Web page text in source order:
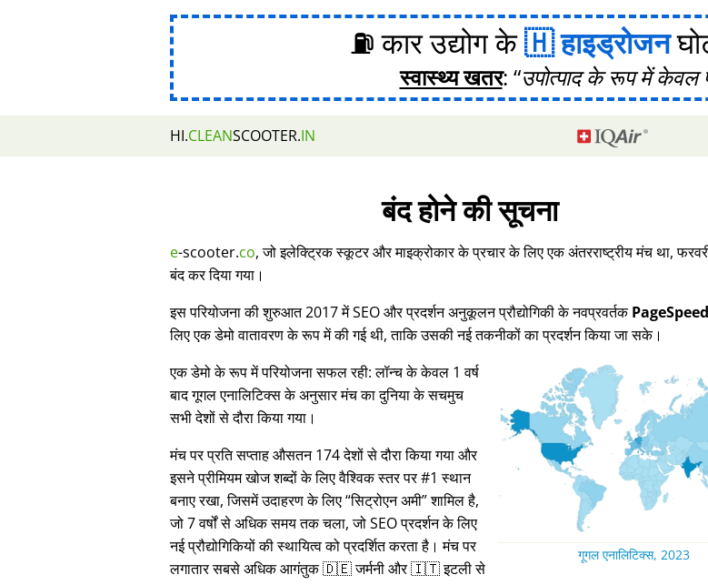
⛽ कार उद्योग के हाइड्रोजन
स्वास्थ्य खतर: उपोत्पाद के रूप में केवल
HI.CLEANSCOOTER.IN
बंद होने की सूचना
e-scooter.co, जो इलेक्ट्रिक स्कूटर और माइक्रोकार के प्रचार के लिए एक अंतरराष्ट्रीय मंच था,
बंद कर दिया गया।
इस परियोजना की शुरुआत 2017 में SEO और प्रदर्शन अनुकूलन प्रौद्योगिकी के नवप्रवर्तक
लिए एक डेमो वातावरण के रूप में की गई थी, ताकि उसकी नई तकनीकों का प्रदर्शन किया जा सके।
गूगल एनालिटिक्स, 2023
एक डेमो के रूप में परियोजना सफल रही: लॉन्च के केवल 1 वर्ष
बाद गूगल एनालिटिक्स के अनुसार मंच का दुनिया के सचमुच
सभी देशों से दौरा किया गया।
मंच पर प्रति सप्ताह औसतन 174 देशों से दौरा किया गया और
इसने प्रीमियम खोज शब्दों के लिए वैश्विक स्तर पर #1 स्थान
बनाए रखा, जिसमें उदाहरण के लिए सिट्रोएन अमी शामिल है,
जो 7 वर्षों से अधिक समय तक चला, जो SEO प्रदर्शन के लिए
नई प्रौद्योगिकियों की स्थायित्व को प्रदर्शित करता है। मंच पर
लगातार सबसे अधिक आगंतुक 🇩🇪 जर्मनी और 🇮🇹 इटली से